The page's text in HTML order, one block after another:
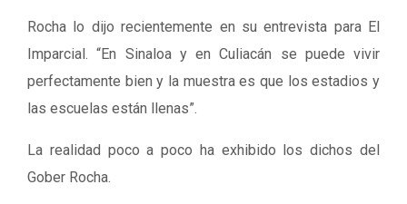
Rocha lo dijo recientemente en su entrevista para El
Imparcial. “En Sinaloa y en Culiacán se puede vivir
perfectamente bien y la muestra es que los estadios y
las escuelas están llenas”.
La realidad poco a poco ha exhibido los dichos del
Gober Rocha.